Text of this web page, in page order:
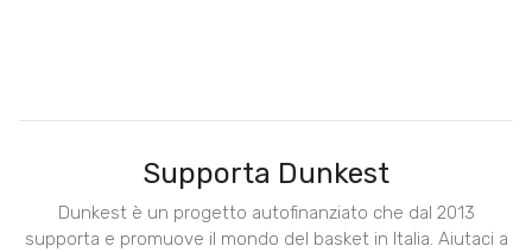
Supporta Dunkest
Dunkest è un progetto autofinanziato che dal 2013
supporta e promuove il mondo del basket in Italia. Aiutaci a